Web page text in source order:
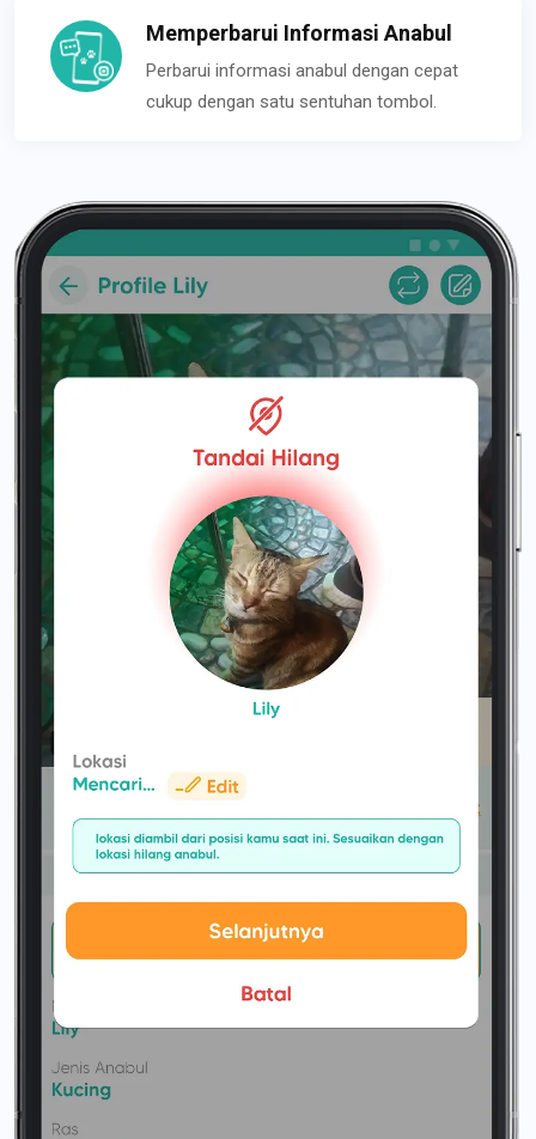
Memperbarui Informasi Anabul
Perbarui informasi anabul dengan cepat
cukup dengan satu sentuhan tombol.